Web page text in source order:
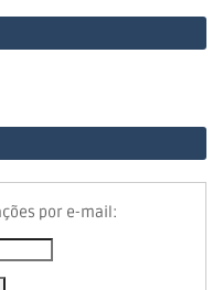
por e-mail: